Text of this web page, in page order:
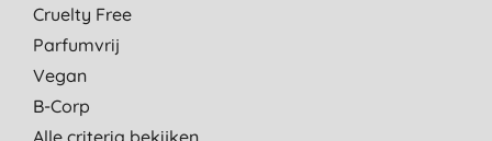
Cruelty Free
Parfumvrij
Vegan
B-Corp
Alle criteria bekijken